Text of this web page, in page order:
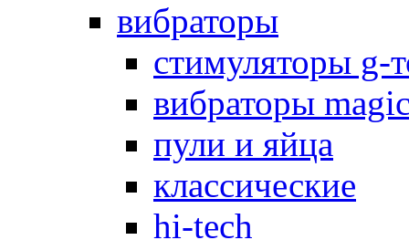
вибраторы
стимуляторы g-
вибраторы
пули и яйца
классические
hi-tech